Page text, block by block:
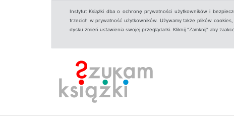
Instytut Książki dba o ochronę prywatności użytkowników i
trzecich w prywatność użytkowników. Używamy także plików
dysku zmień ustawienia swojej przeglądarki. Kliknij "Zamknij" aby